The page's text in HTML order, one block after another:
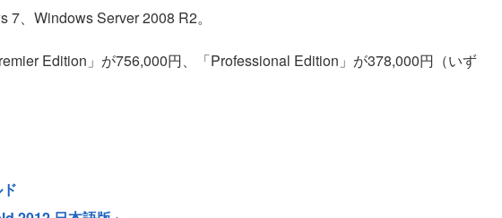
7、Windows Server 2008 R2。
Edition」が756,000円、「Professional Edition」が378,000円（いず